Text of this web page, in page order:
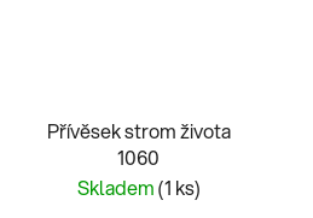
Přívěsek strom života
1060
Skladem(1 ks)